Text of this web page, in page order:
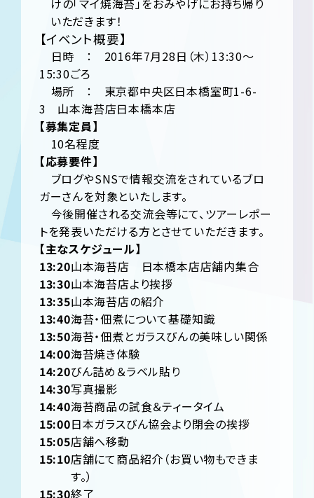
けの「マイ焼海苔」をおみやげにお持ち帰り
いただきます！
【イベント概要】
日時 ： 2016年7月28日（木）13:30～
15:30ごろ
場所 ： 東京都中央区日本橋室町1-6-
3 山本海苔店日本橋本店
【募集定員】
10名程度
【応募要件】
ブログやSNSで情報交流をされているブロ
ガーさんを対象といたします。
今後開催される交流会等にて、ツアーレポー
トを発表いただける方とさせていただきます。
【主なスケジュール】
13:20山本海苔店 日本橋本店店舗内集合
13:30山本海苔店より挨拶
13:35山本海苔店の紹介
13:40海苔・佃煮について基礎知識
13:50海苔・佃煮とガラスびんの美味しい関係
14:00海苔焼き体験
14:20びん詰め＆ラベル貼り
14:30写真撮影
14:40海苔商品の試食＆ティータイム
15:00日本ガラスびん協会より閉会の挨拶
15:05店舗へ移動
15:10店舗にて商品紹介（お買い物もできま
す。）
15:30終了